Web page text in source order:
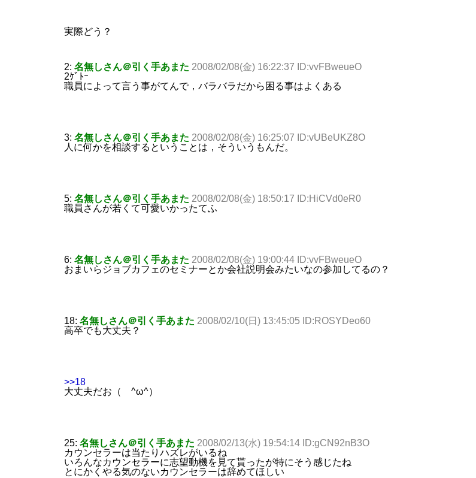
実際どう？
2: 名無しさん＠引く手あまた 2008/02/08(金) 16:22:37 ID:vvFBweueO
2ｹﾞﾄｰ
職員によって言う事がてんで，バラバラだから困る事はよくある
3: 名無しさん＠引く手あまた 2008/02/08(金) 16:25:07 ID:vUBeUKZ8O
人に何かを相談するということは，そういうもんだ。
5: 名無しさん＠引く手あまた 2008/02/08(金) 18:50:17 ID:HiCVd0eR0
職員さんが若くて可愛いかったてふ
6: 名無しさん＠引く手あまた 2008/02/08(金) 19:00:44 ID:vvFBweueO
おまいらジョブカフェのセミナーとか会社説明会みたいなの参加してるの？
18: 名無しさん＠引く手あまた 2008/02/10(日) 13:45:05 ID:ROSYDeo60
高卒でも大丈夫？
>>18
大丈夫だお（ ^ω^）
25: 名無しさん＠引く手あまた 2008/02/13(水) 19:54:14 ID:gCN92nB3O
カウンセラーは当たりハズレがいるね
いろんなカウンセラーに志望動機を見て貰ったが特にそう感じたね
とにかくやる気のないカウンセラーは辞めてほしい